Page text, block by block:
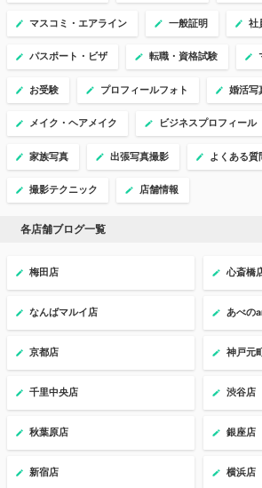
マスコミ・エアライン 一般証明 社
パスポート・ビザ 転職・資格試験
お受験 プロフィールフォト 婚活写
メイク・ヘアメイク ビジネスプロフィール
家族写真 出張写真撮影 よくある質
撮影テクニック 店舗情報
各店舗ブログ一覧
梅田店 心斎橋
なんばマルイ店 あべの
京都店 神戸元
千里中央店 渋谷店
秋葉原店 銀座店
新宿店 横浜店